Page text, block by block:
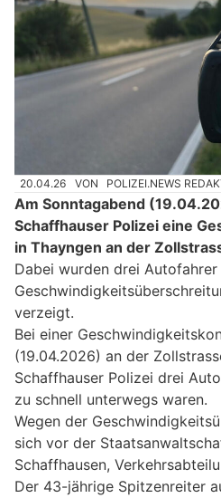
20.04.26 VON POLIZEI.NEWS
Am Sonntagabend
Schaffhauser Polizei eine
in Thayngen an der
Dabei wurden drei
verzeigt.
Bei einer
(19.04.2026) an der
Schaffhauser Polizei drei
zu schnell unterwegs waren.
Wegen der
sich vor der
Schaffhausen,
Der 43-jährige Spitzenreiter